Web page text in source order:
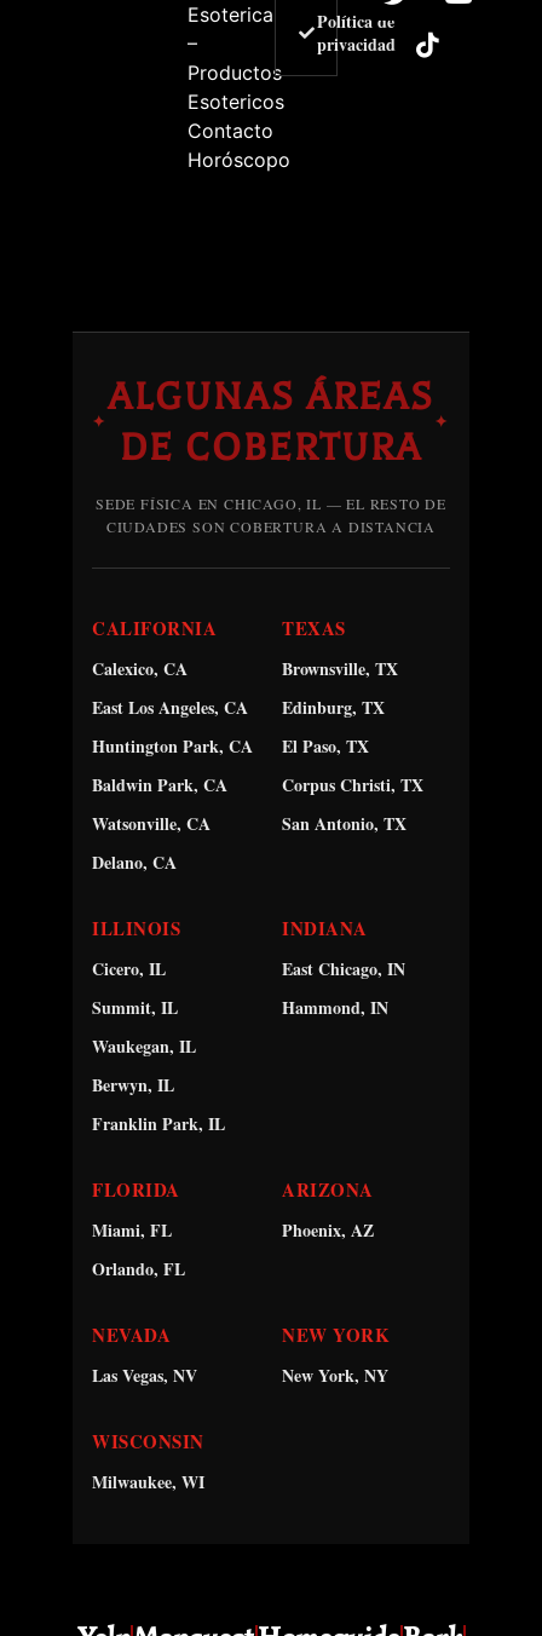
Esoterica
–
Productos
Esotericos
Contacto
Horóscopo
Política de
privacidad
✦
ALGUNAS ÁREAS
DE COBERTURA
✦
SEDE FÍSICA EN CHICAGO, IL — EL RESTO DE
CIUDADES SON COBERTURA A DISTANCIA
CALIFORNIA
Calexico, CA
East Los Angeles, CA
Huntington Park, CA
Baldwin Park, CA
Watsonville, CA
Delano, CA
TEXAS
Brownsville, TX
Edinburg, TX
El Paso, TX
Corpus Christi, TX
San Antonio, TX
ILLINOIS
Cicero, IL
Summit, IL
Waukegan, IL
Berwyn, IL
Franklin Park, IL
INDIANA
East Chicago, IN
Hammond, IN
FLORIDA
Miami, FL
Orlando, FL
ARIZONA
Phoenix, AZ
NEVADA
Las Vegas, NV
NEW YORK
New York, NY
WISCONSIN
Milwaukee, WI